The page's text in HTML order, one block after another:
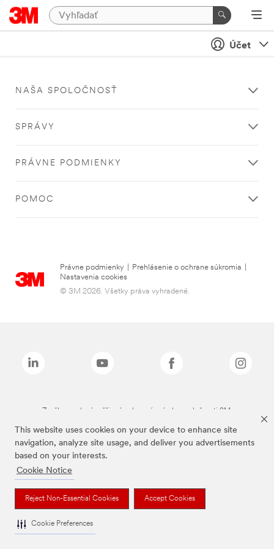
This website uses cookies on your device to enhance site
navigation, analyze site usage, and deliver you advertisements
based on your interests.
Cookie Notice
Reject Non-Essential Cookies Accept Cookies
Cookie Preferences
Účet
NAŠA SPOLOČNOSŤ
SPRÁVY
PRÁVNE PODMIENKY
POMOC
Právne podmienky Prehlásenie o ochrane súkromia
Nastavenia cookies
© 3M 2026. Všetky práva vyhradené.
Značky uvedené vyššie sú ochranné známky spoločnosti 3M.